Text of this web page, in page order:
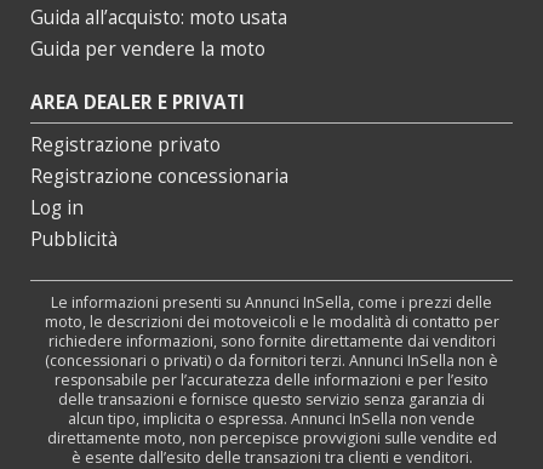
Guida all’acquisto: moto usata
Guida per vendere la moto
AREA DEALER E PRIVATI
Registrazione privato
Registrazione concessionaria
Log in
Pubblicità
Le informazioni presenti su Annunci InSella, come i prezzi delle
moto, le descrizioni dei motoveicoli e le modalità di contatto per
richiedere informazioni, sono fornite direttamente dai venditori
(concessionari o privati) o da fornitori terzi. Annunci InSella non è
responsabile per l’accuratezza delle informazioni e per l’esito
delle transazioni e fornisce questo servizio senza garanzia di
alcun tipo, implicita o espressa. Annunci InSella non vende
direttamente moto, non percepisce provvigioni sulle vendite ed
è esente dall’esito delle transazioni tra clienti e venditori.